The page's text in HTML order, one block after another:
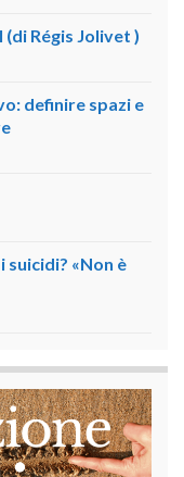
Régis Jolivet )
definire spazi e
suicidi? «Non è